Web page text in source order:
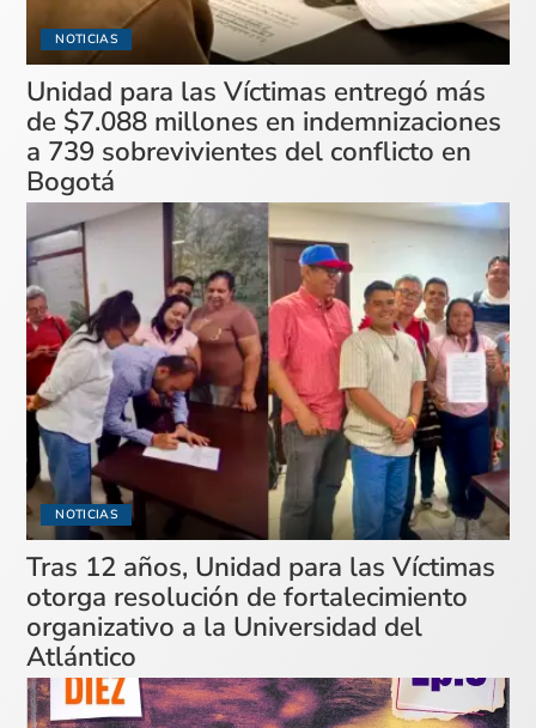
NOTICIAS
Unidad para las Víctimas entregó más
de $7.088 millones en indemnizaciones
a 739 sobrevivientes del conflicto en
Bogotá
NOTICIAS
Tras 12 años, Unidad para las Víctimas
otorga resolución de fortalecimiento
organizativo a la Universidad del
Atlántico